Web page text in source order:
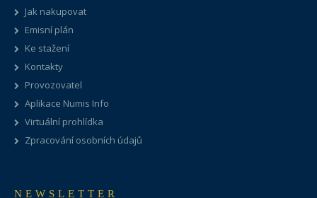
Jak nakupovat
Emisní plán
Ke stažení
Kontakty
Provozovatel
Aplikace Numis Info
Virtuální prohlídka
Zpracování osobních údajů
NEWSLETTER